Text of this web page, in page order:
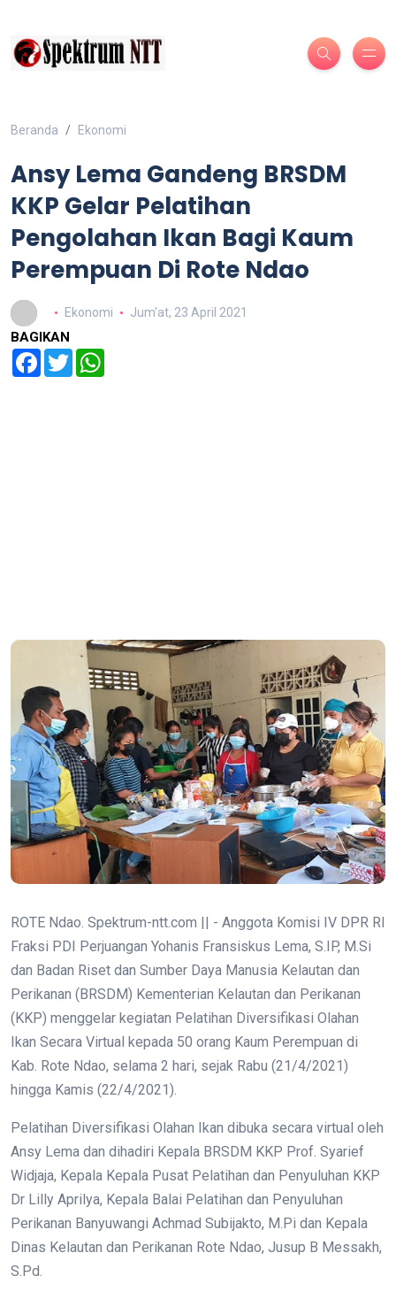
Beranda Ekonomi
Ansy Lema Gandeng BRSDM
KKP Gelar Pelatihan
Pengolahan Ikan Bagi Kaum
Perempuan Di Rote Ndao
Ekonomi Jum'at, 23 April 2021
BAGIKAN
Facebook
Twitter
ROTE Ndao. Spektrum-ntt.com || - Anggota Komisi IV DPR RI
Fraksi PDI Perjuangan Yohanis Fransiskus Lema, S.IP, M.Si
dan Badan Riset dan Sumber Daya Manusia Kelautan dan
Perikanan (BRSDM) Kementerian Kelautan dan Perikanan
(KKP) menggelar kegiatan Pelatihan Diversifikasi Olahan
Ikan Secara Virtual kepada 50 orang Kaum Perempuan di
Kab. Rote Ndao, selama 2 hari, sejak Rabu (21/4/2021)
hingga Kamis (22/4/2021).
Pelatihan Diversifikasi Olahan Ikan dibuka secara virtual oleh
Ansy Lema dan dihadiri Kepala BRSDM KKP Prof. Syarief
Widjaja, Kepala Kepala Pusat Pelatihan dan Penyuluhan KKP
Dr Lilly Aprilya, Kepala Balai Pelatihan dan Penyuluhan
Perikanan Banyuwangi Achmad Subijakto, M.Pi dan Kepala
Dinas Kelautan dan Perikanan Rote Ndao, Jusup B Messakh,
S.Pd.